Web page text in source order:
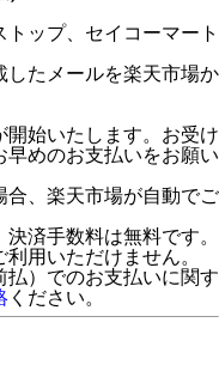
ップ、セイコーマート
したメールを楽天市場か
開始いたします。お受け
めのお支払いをお願い
合、楽天市場が自動でご
済手数料は無料です。
用いただけません。
）でのお支払いに関す
ください。